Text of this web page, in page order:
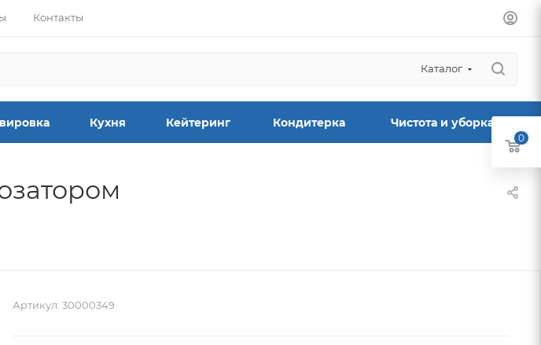
Контакты
Каталог
Кухня Кейтеринг Кондитерка Чистота и уборка
Артикул: 30000349
0